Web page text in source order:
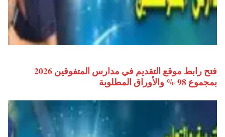
فتح رابط موقع التقديم في مدارس المتفوقين 2026
بمجموع 98 % والأوراق المطلوبة